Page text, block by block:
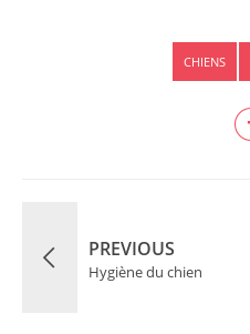
CHIENS
PREVIOUS
Hygiène du chien